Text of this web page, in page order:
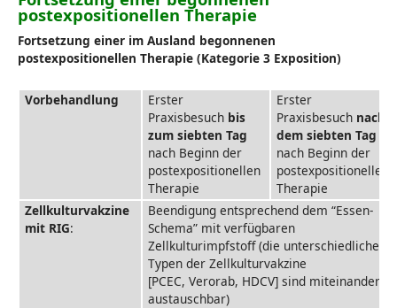
postexpositionellen Therapie
Fortsetzung einer im Ausland begonnenen
postexpositionellen Therapie (Kategorie 3 Exposition)
Vorbehandlung
Erster
Praxisbesuch bis
zum siebten Tag
nach Beginn der
postexpositionellen
Therapie
Erster
Praxisbesuch nach
dem siebten Tag
nach Beginn der
postexpositionellen
Therapie
Zellkulturvakzine
mit RIG:
Beendigung entsprechend dem “Essen-
Schema” mit verfügbaren
Zellkulturimpfstoff (die unterschiedlichen
Typen der Zellkulturvakzine
[PCEC, Verorab, HDCV] sind miteinander
austauschbar)